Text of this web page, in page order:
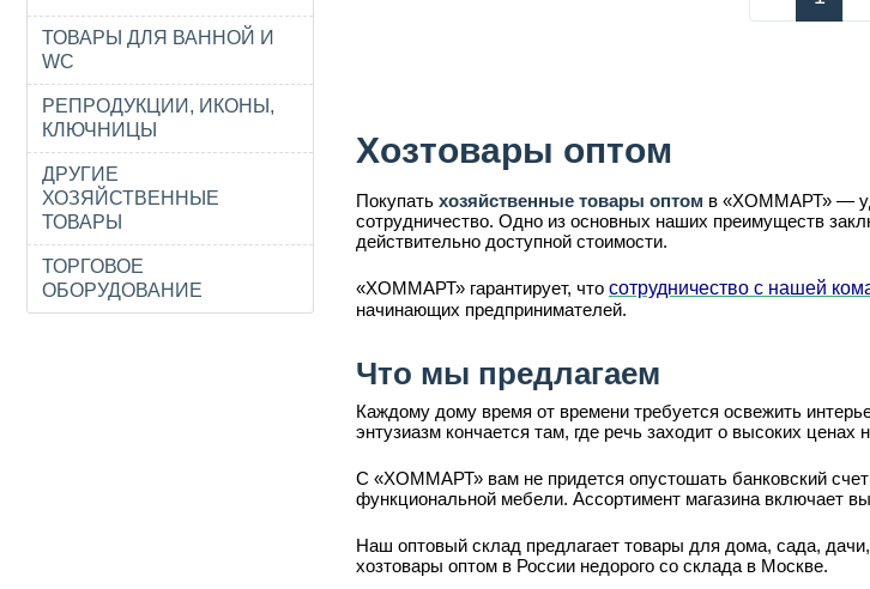
ТОВАРЫ ДЛЯ ВАННОЙ И
WC
РЕПРОДУКЦИИ, ИКОНЫ,
КЛЮЧНИЦЫ
ДРУГИЕ
ХОЗЯЙСТВЕННЫЕ
ТОВАРЫ
ТОРГОВОЕ
ОБОРУДОВАНИЕ
Хозтовары оптом
Покупать хозяйственные товары оптом в «ХОММАРТ» —
сотрудничество. Одно из основных наших преимуществ
действительно доступной стоимости.
«ХОММАРТ» гарантирует, что сотрудничество с нашей
начинающих предпринимателей.
Что мы предлагаем
Каждому дому время от времени требуется освежить
энтузиазм кончается там, где речь заходит о высоких
С «ХОММАРТ» вам не придется опустошать банковский
функциональной мебели. Ассортимент магазина включает
Наш оптовый склад предлагает товары для дома, сада,
хозтовары оптом в России недорого со склада в Москве.